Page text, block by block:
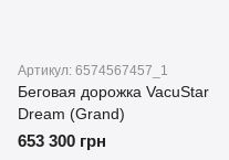
Артикул: 6574567457_1
Беговая дорожка VacuStar
Dream (Grand)
653 300 грн